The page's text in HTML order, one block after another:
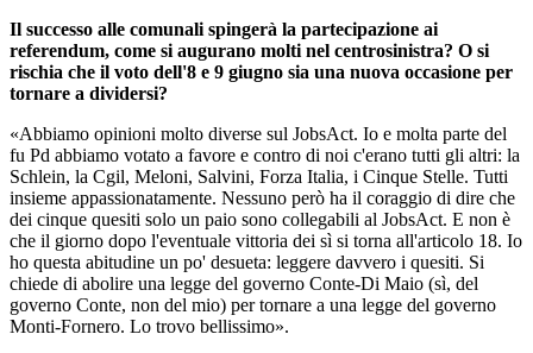
Il successo alle comunali spingerà la partecipazione ai
referendum, come si augurano molti nel centrosinistra? O si
rischia che il voto dell'8 e 9 giugno sia una nuova occasione per
tornare a dividersi?
«Abbiamo opinioni molto diverse sul JobsAct. Io e molta parte del
fu Pd abbiamo votato a favore e contro di noi c'erano tutti gli altri: la
Schlein, la Cgil, Meloni, Salvini, Forza Italia, i Cinque Stelle. Tutti
insieme appassionatamente. Nessuno però ha il coraggio di dire che
dei cinque quesiti solo un paio sono collegabili al JobsAct. E non è
che il giorno dopo l'eventuale vittoria dei sì si torna all'articolo 18. Io
ho questa abitudine un po' desueta: leggere davvero i quesiti. Si
chiede di abolire una legge del governo Conte-Di Maio (sì, del
governo Conte, non del mio) per tornare a una legge del governo
Monti-Fornero. Lo trovo bellissimo».